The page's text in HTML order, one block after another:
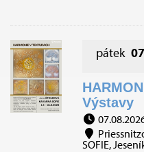
pátek
Výstavy
SOFIE,